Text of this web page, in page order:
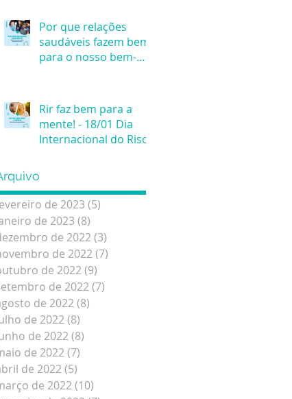
Por que relações
saudáveis fazem bem
para o nosso bem-
Rir faz bem para a
mente! - 18/01 Dia
Internacional do Riso
de 2023 (5)
de 2023 (8)
de 2022(3)
de 2022(7)
de 2022(9)
de 2022(7)
de 2022(8)
de 2022(8)
de 2022(8)
de 2022(7)
de 2022(5)
de 2022(10)